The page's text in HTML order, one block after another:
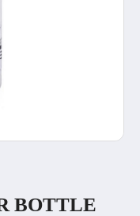
BOTTLE